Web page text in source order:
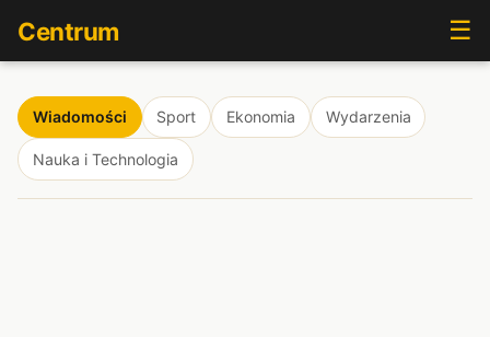
Centrum ☰
Wiadomości Sport Ekonomia Wydarzenia
Nauka i Technologia